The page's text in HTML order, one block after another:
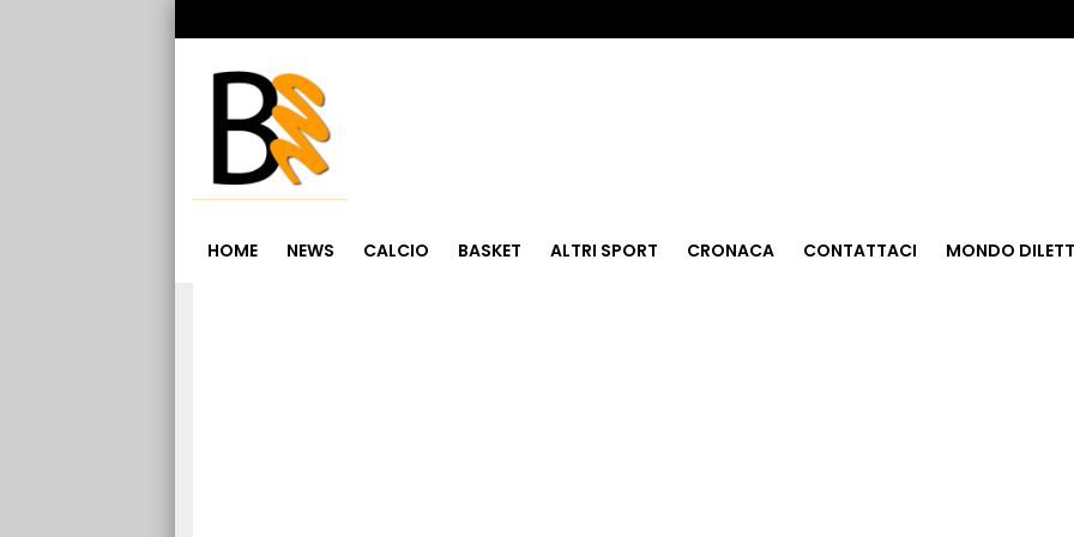
HOME NEWS CALCIO BASKET ALTRI SPORT CRONACA CONTATTACI MONDO